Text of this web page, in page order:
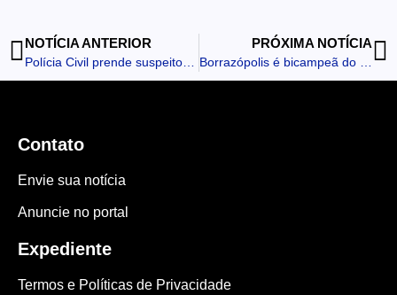
NOTÍCIA ANTERIOR PRÓXIMA NOTÍCIA
Contato
Envie sua notícia
Anuncie no portal
Expediente
Termos e Políticas de Privacidade